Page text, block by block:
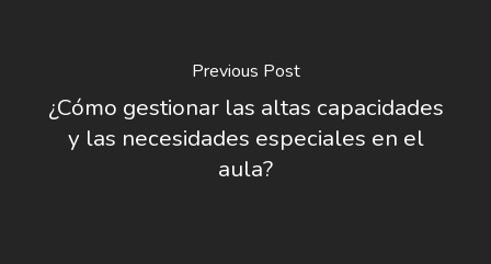
Previous Post
¿Cómo gestionar las altas capacidades
y las necesidades especiales en el
aula?